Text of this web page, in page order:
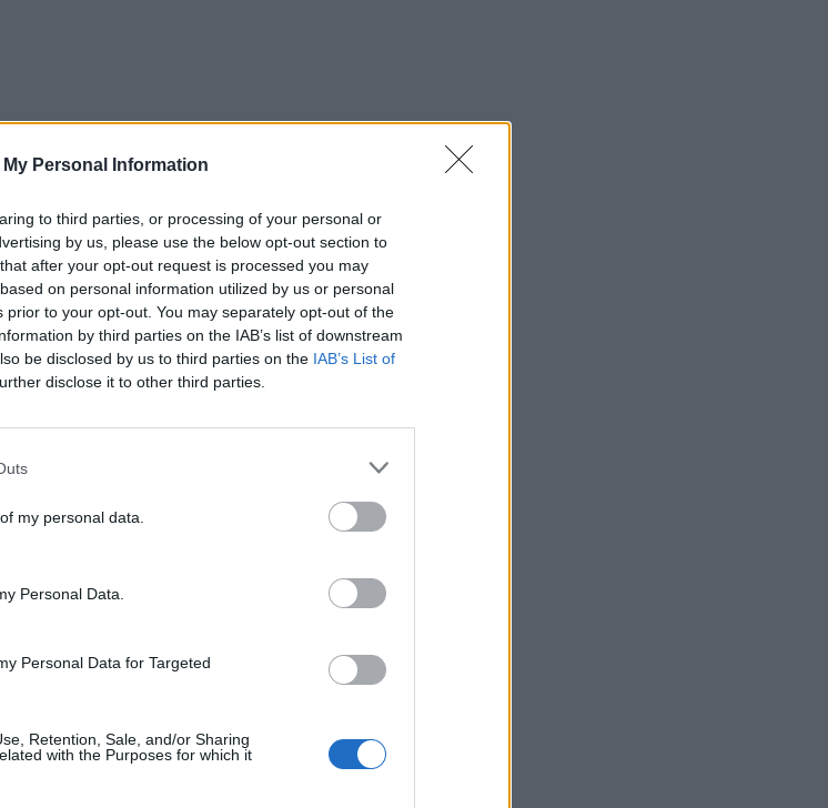
Personal Information
to third parties, or processing of your personal or
by us, please use the below opt-out section to
after your opt-out request is processed you may
on personal information utilized by us or personal
to your opt-out. You may separately opt-out of the
by third parties on the IAB’s list of downstream
be disclosed by us to third parties on the IAB’s List of
disclose it to other third parties.
my personal data.
Personal Data.
Personal Data for Targeted
Retention, Sale, and/or Sharing
with the Purposes for which it